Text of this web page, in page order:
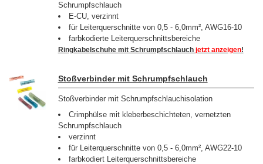
Schrumpfschlauch
E-CU, verzinnt
für Leiterquerschnitte von 0,5 - 6,0mm², AWG16-10
farbkodierte Leiterquerschnittsbereiche
Ringkabelschuhe mit Schrumpfschlauch jetzt anzeigen!
Stoßverbinder mit Schrumpfschlauch
Stoßverbinder mit Schrumpfschlauchisolation
Crimphülse mit kleberbeschichteten, vernetzten
Schrumpfschlauch
verzinnt
für Leiterquerschnitte von 0,5 - 6,0mm², AWG22-10
farbkodiert Leiterquerschnittsbereiche